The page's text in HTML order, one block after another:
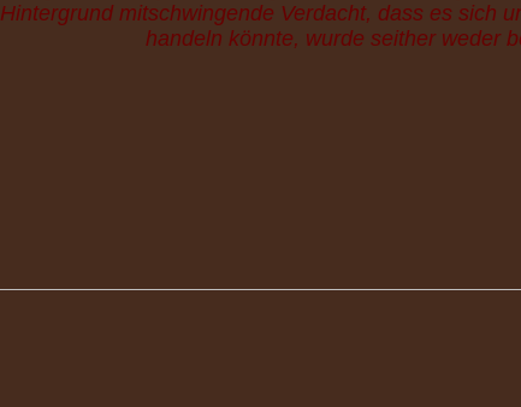
Hintergrund mitschwingende Verdacht, dass es sich
handeln könnte, wurde seither weder